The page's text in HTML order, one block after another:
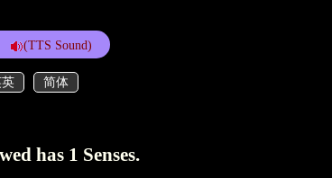
(TTS Sound)
简体
has 1 Senses.